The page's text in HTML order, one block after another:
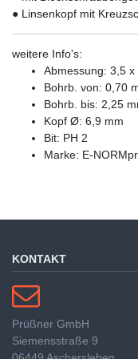
● Linsenkopf mit
weitere Info's:
Abmessung: 3,5 x
Bohrb. von: 0,70
Bohrb. bis: 2,25
Kopf Ø: 6,9 mm
Bit: PH 2
Marke: E-
KONTAKT
Prüßner GmbH
Siemensstraße 9